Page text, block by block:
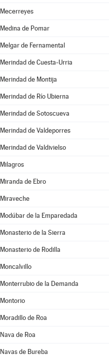
Mecerreyes
Medina de Pomar
Melgar de Fernamental
Merindad de Cuesta-Urria
Merindad de Montija
Merindad de Río Ubierna
Merindad de Sotoscueva
Merindad de Valdeporres
Merindad de Valdivielso
Milagros
Miranda de Ebro
Miraveche
Modúbar de la Emparedada
Monasterio de la Sierra
Monasterio de Rodilla
Moncalvillo
Monterrubio de la Demanda
Montorio
Moradillo de Roa
Nava de Roa
Navas de Bureba